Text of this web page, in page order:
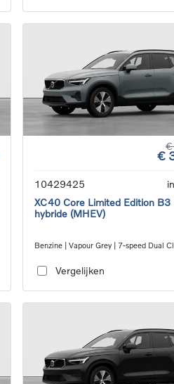
€
€
10429425
XC40 Core Limited Edition B3
hybride (MHEV)
Benzine | Vapour Grey | 7-speed Dual
Vergelijken